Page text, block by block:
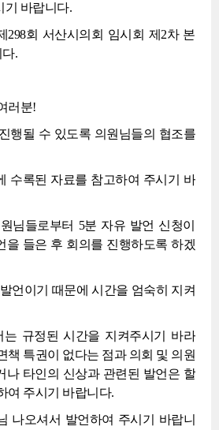
기 바랍니다.
298회 서산시의회 임시회 제2차 본
.
러분!
행될 수 있도록 의원님들의 협조를
수록된 자료를 참고하여 주시기 바
님들로부터 5분 자유 발언 신청이
을 들은 후 회의를 진행하도록 하겠
언이기 때문에 시간을 엄숙히 지켜
는 규정된 시간을 지켜주시기 바라
책 특권이 없다는 점과 의회 및 의원
나 타인의 신상과 관련된 발언은 할
여 주시기 바랍니다.
나오셔서 발언하여 주시기 바랍니